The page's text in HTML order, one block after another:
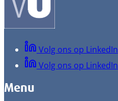
Volg ons op LinkedIn
Volg ons op LinkedIn
Menu